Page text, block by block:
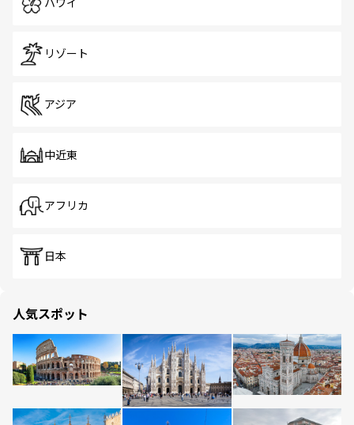
ハワイ
リゾート
アジア
中近東
アフリカ
日本
人気スポット